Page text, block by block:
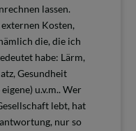
lassen.
Kosten,
die, die ich
habe: Lärm,
Gesundheit
u.v.m.. Wer
lebt, hat
nur so